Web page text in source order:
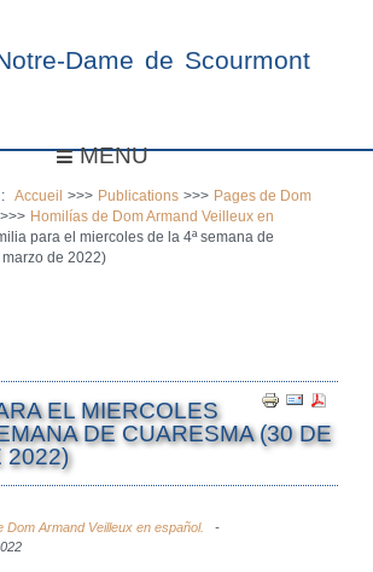
Dame de Scourmont
MENU
:Accueil >>> Publications >>> Pages de Dom
>>> Homilías de Dom Armand Veilleux en
para el miercoles de la 4ª semana de
de 2022)
EL MIERCOLES
DE CUARESMA (30 DE
2022)
Dom Armand Veilleux en español.